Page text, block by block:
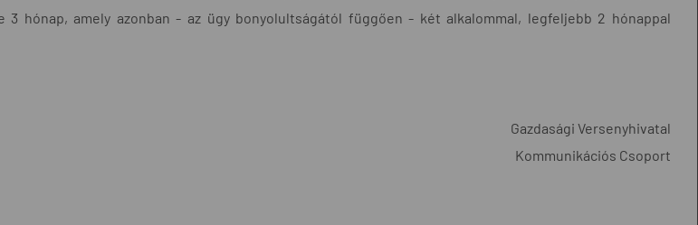
3 hónap, amely azonban - az ügy bonyolultságától függően - két alkalommal, legfeljebb 2 hónappal
Gazdasági Versenyhivatal
Kommunikációs Csoport